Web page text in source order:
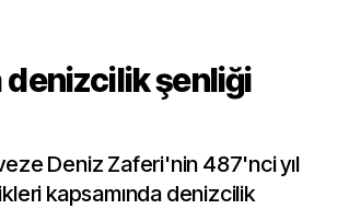
şenliği
Deniz Zaferi'nin 487'nci yıl
kapsamında denizcilik